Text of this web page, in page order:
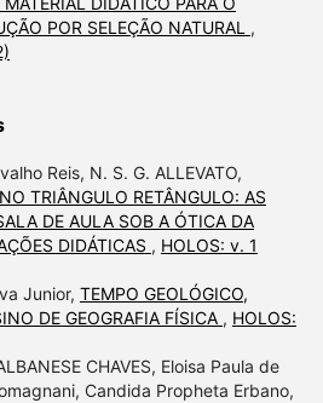
POR SELEÇÃO NATURAL ,
Reis, N. S. G. ALLEVATO,
TRIÂNGULO RETÂNGULO: AS
DE AULA SOB A ÓTICA DA
DIDÁTICAS , HOLOS: v. 1
Junior, TEMPO GEOLÓGICO,
DE GEOGRAFIA FÍSICA , HOLOS:
CHAVES, Eloisa Paula de
Candida Propheta Erbano,